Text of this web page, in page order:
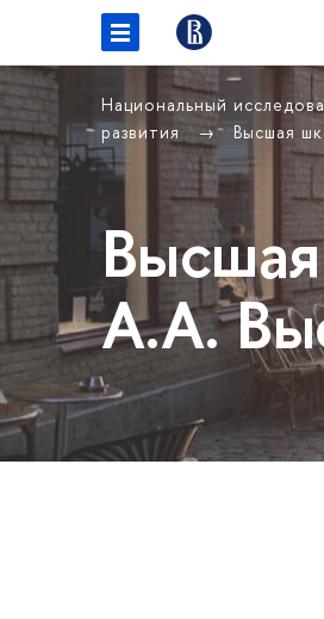
Национальный
развития
Высшая
А.А.